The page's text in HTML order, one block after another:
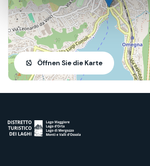
Öffnen Sie die Karte